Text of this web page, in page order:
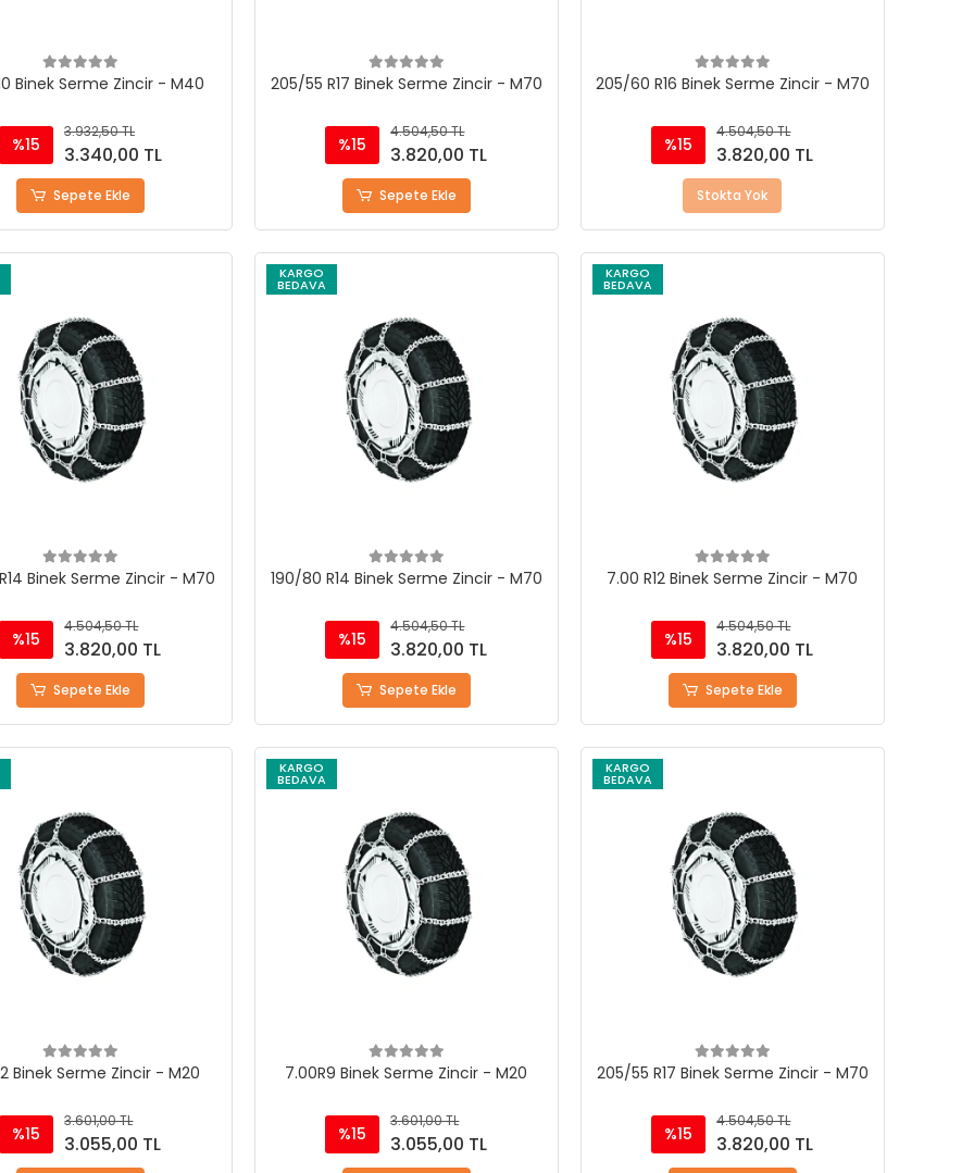
Binek Serme Zincir - M40
%15
3.932,50 TL
3.340,00 TL
Sepete Ekle
205/55 R17 Binek Serme Zincir - M70
%15
4.504,50 TL
3.820,00 TL
Sepete Ekle
205/60 R16 Binek Serme Zincir - M70
%15
4.504,50 TL
3.820,00 TL
Stokta Yok
Binek Serme Zincir - M70
%15
4.504,50 TL
3.820,00 TL
Sepete Ekle
KARGO
BEDAVA
190/80 R14 Binek Serme Zincir - M70
%15
4.504,50 TL
3.820,00 TL
Sepete Ekle
KARGO
BEDAVA
7.00 R12 Binek Serme Zincir - M70
%15
4.504,50 TL
3.820,00 TL
Sepete Ekle
Binek Serme Zincir - M20
%15
3.601,00 TL
3.055,00 TL
KARGO
BEDAVA
7.00R9 Binek Serme Zincir - M20
%15
3.601,00 TL
3.055,00 TL
KARGO
BEDAVA
205/55 R17 Binek Serme Zincir - M70
%15
4.504,50 TL
3.820,00 TL